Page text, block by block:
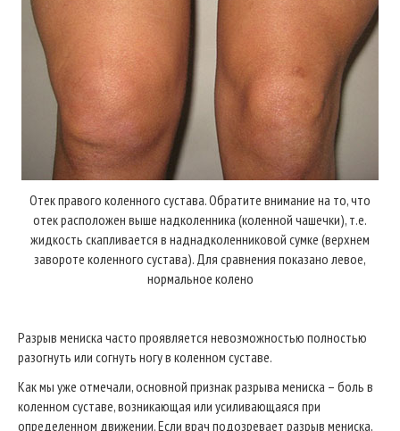
Отек правого коленного сустава. Обратите внимание на то, что
отек расположен выше надколенника (коленной чашечки), т.е.
жидкость скапливается в наднадколенниковой сумке (верхнем
завороте коленного сустава). Для сравнения показано левое,
нормальное колено
Разрыв мениска часто проявляется невозможностью полностью
разогнуть или согнуть ногу в коленном суставе.
Как мы уже отмечали, основной признак разрыва мениска – боль в
коленном суставе, возникающая или усиливающаяся при
определенном движении. Если врач подозревает разрыв мениска,